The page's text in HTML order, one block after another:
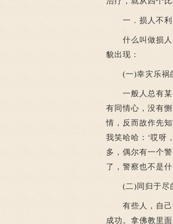
一．损人不利
什么叫做损人
貌出现：
(一)幸灾乐祸
一般人总有某
有同情心，没有
情，反而故作先
我笑哈哈：‘哎呀
多，偶尔有一个
了，警察也不是
(二)同归于尽
有些人，自己
成功。拿佛教里